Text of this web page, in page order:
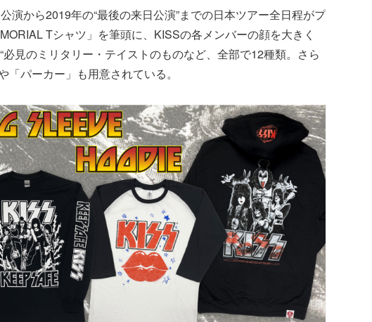
演から2019年の“最後の来日公演”までの日本ツアー全日程がプ
Tシャツ」を筆頭に、KISSの各メンバーの顔を大きく
見のミリタリー・テイストのものなど、全部で12種類。さら
パーカー」も用意されている。